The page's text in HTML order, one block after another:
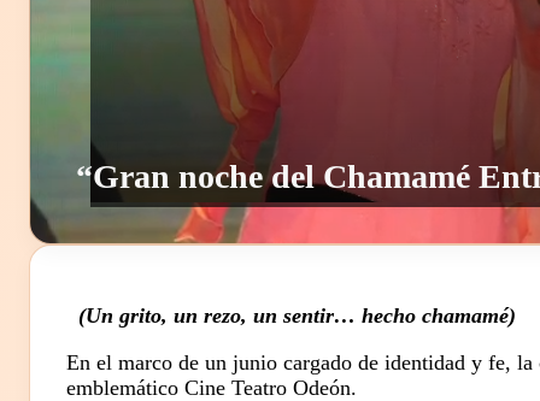
“Gran noche del Chamamé
(Un grito, un rezo, un sentir… hecho chamamé)
En el marco de un junio cargado de identidad y fe,
emblemático Cine Teatro Odeón.